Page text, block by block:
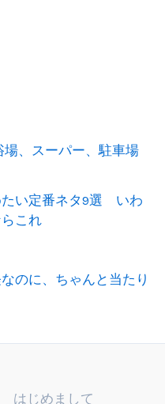
、スーパー、駐車場
たい定番ネタ9選 いわ
これ
のに、ちゃんと当たり
はじめまして